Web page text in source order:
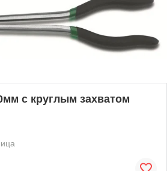
с круглым захватом